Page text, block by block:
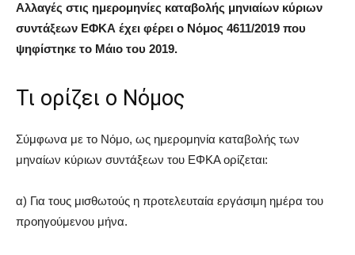
Αλλαγές στις ημερομηνίες καταβολής μηνιαίων κύριων
συντάξεων ΕΦΚΑ έχει φέρει ο Νόμος 4611/2019 που
ψηφίστηκε το Μάιο του 2019.
Τι ορίζει ο Νόμος
Σύμφωνα με το Νόμο, ως ημερομηνία καταβολής των
μηναίων κύριων συντάξεων του ΕΦΚΑ ορίζεται:
α) Για τους μισθωτούς η προτελευταία εργάσιμη ημέρα του
προηγούμενου μήνα.